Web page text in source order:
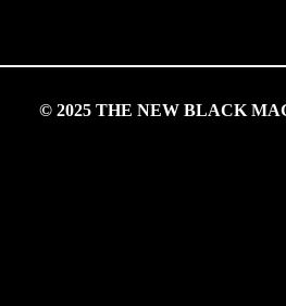
© 2025 THE NEW BLACK